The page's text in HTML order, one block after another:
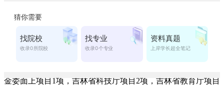
吉林建筑大学招安全、应急和消防相关专业调剂生。
导师信息：战乃岩，女，博士后，吉林建筑大学硕士生导
师，研究方向：(1)流动与传热的数值模拟技术；(2)电子设备
安全热控制；(3)大气污染与安全控制；(4)建筑节能；(5)供热
金委面上项目1项，吉林省科技厅项目2项，吉林省教育厅项目